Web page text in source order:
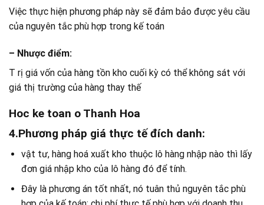
Việc thực hiện phương pháp này sẽ đảm bảo được yêu cầu
của nguyên tắc phù hợp trong kế toán
– Nhược điểm:
T rị giá vốn của hàng tồn kho cuối kỳ có thể không sát với
giá thị trường của hàng thay thế
Hoc ke toan o Thanh Hoa
4.Phương pháp giá thực tế đích danh:
vật tư, hàng hoá xuất kho thuộc lô hàng nhập nào thì lấy
đơn giá nhập kho của lô hàng đó để tính.
Đây là phương án tốt nhất, nó tuân thủ nguyên tắc phù